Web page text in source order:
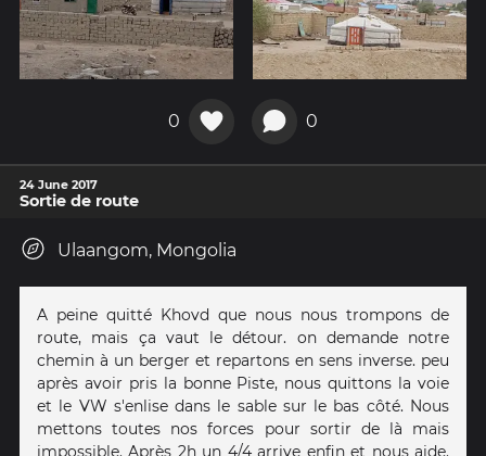
0 0
24 June 2017
Sortie de route
Ulaangom, Mongolia
A peine quitté Khovd que nous nous trompons de
route, mais ça vaut le détour. on demande notre
chemin à un berger et repartons en sens inverse. peu
après avoir pris la bonne Piste, nous quittons la voie
et le VW s'enlise dans le sable sur le bas côté. Nous
mettons toutes nos forces pour sortir de là mais
impossible. Après 2h un 4/4 arrive enfin et nous aide.